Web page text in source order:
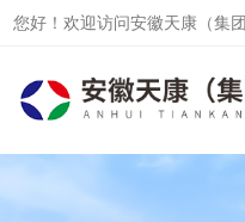
您好！欢迎访问安徽天康（集